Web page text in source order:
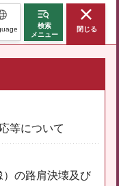
検索
メニュー
閉じる
等について
の路肩決壊及び